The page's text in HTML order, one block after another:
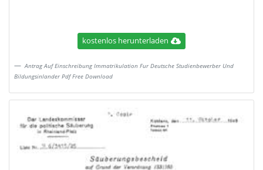
kostenlos herunterladen
Antrag Auf Einschreibung Immatrikulation Fur Deutsche Studienbewerber Und
Bildungsinlander Pdf Free Download